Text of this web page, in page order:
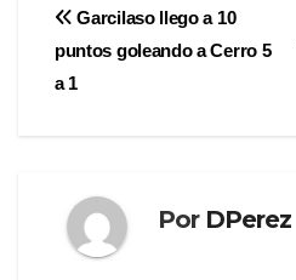
Navegación
de
Garcilaso llego a 10
puntos goleando a Cerro 5
a 1
Por DPerez